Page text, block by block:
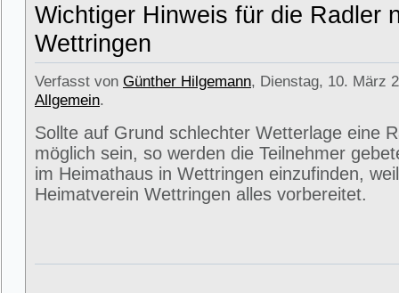
Wichtiger Hinweis für die Radler
Wettringen
Verfasst von Günther Hilgemann, Dienstag, 10. März
Allgemein.
Sollte auf Grund schlechter Wetterlage eine
möglich sein, so werden die Teilnehmer
im Heimathaus in Wettringen einzufinden,
Heimatverein Wettringen alles vorbereitet.